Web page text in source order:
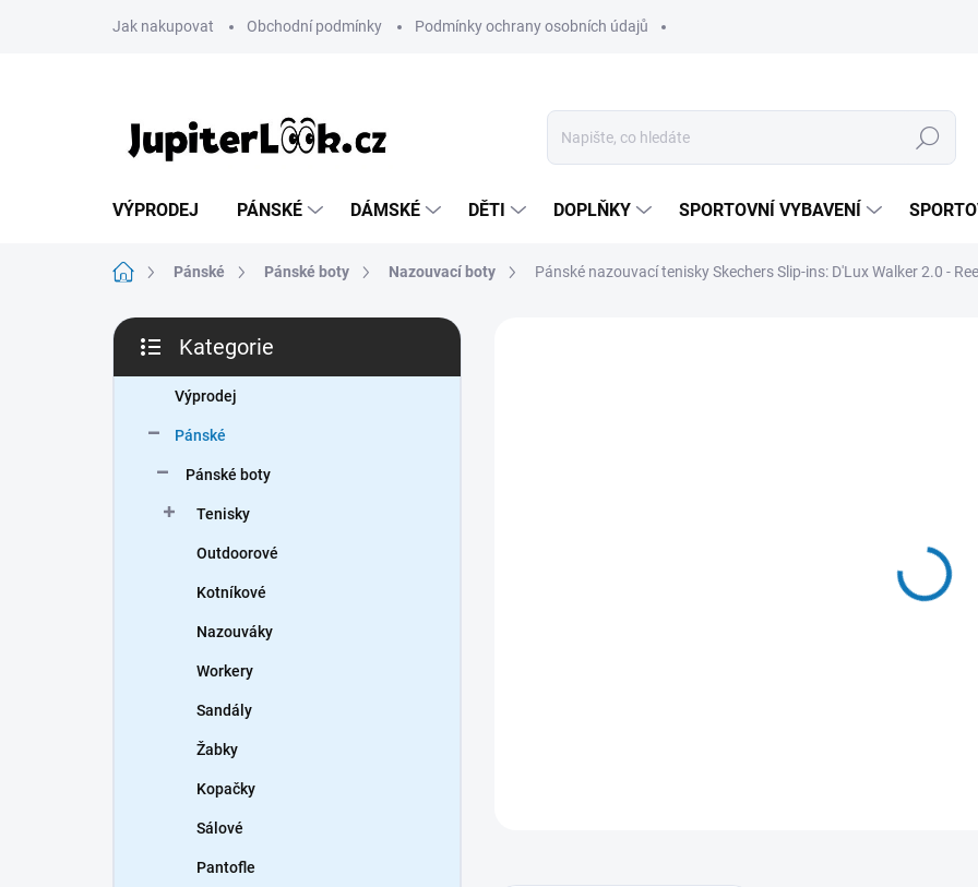
Jak nakupovat Obchodní podmínky Podmínky ochrany osobních údajů
Hledat
VÝPRODEJ PÁNSKÉ DÁMSKÉ DĚTI DOPLŇKY SPORTOVNÍ VYBAVENÍ
Domů Pánské Pánské boty Nazouvací boty Pánské nazouvací tenisky Skechers Slip-ins: D'Lux Walker 2.0 -
P
s
kategorie
Kategorie
Výprodej
Pánské
Pánské boty
Tenisky
Outdoorové
Kotníkové
Nazouváky
Workery
Sandály
Žabky
Kopačky
Sálové
Pantofle